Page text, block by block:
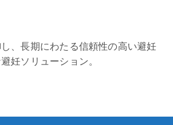
、長期にわたる信頼性の高い避妊
妊ソリューション。